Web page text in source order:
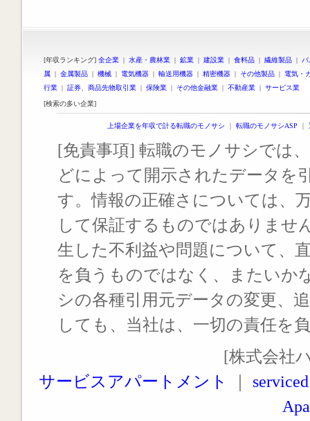
[年収ランキング] 全企業 | 水産・農林業 | 鉱業 | 建設業 | 食料品 | 繊維製品 |
属 | 金属製品 | 機械 | 電気機器 | 輸送用機器 | 精密機器 | その他製品 | 電気・
行業 | 証券、商品先物取引業 | 保険業 | その他金融業 | 不動産業 | サービス業
[検索の多い企業]
上場企業を年収で計る転職のモノサシ ｜ 転職のモノサシASP ｜
[免責事項] 転職のモノサシでは
どによって開示されたデータを
す。情報の正確さについては、
して保証するものではありませ
生した不利益や問題について、
を負うものではなく、またいか
シの各種引用元データの変更、
しても、当社は、一切の責任を
[株式会社
サービスアパートメント